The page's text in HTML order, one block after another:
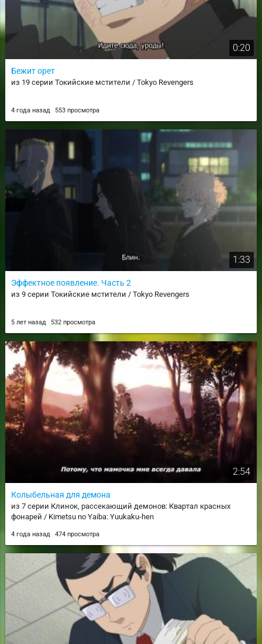
0:20
Бежит орет
из 19 серии Токийские мстители / Tokyo Revengers
4 года назад 553 просмотра
1:33
Эффектное появление. Часть 2
из 9 серии Токийские мстители / Tokyo Revengers
5 лет назад 532 просмотра
2:54
Колыбельная для демона
из 7 серии Клинок, рассекающий демонов: Квартал красных
фонарей / Kimetsu no Yaiba: Yuukaku-hen
4 года назад 474 просмотра